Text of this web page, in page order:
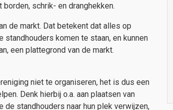
schrik- en dranghekken.
de markt. Dat betekent dat alles op
komen te staan, en kunnen
een plattegrond van de markt.
niet te organiseren, het is dus een
Denk hierbij o.a. aan plaatsen van
standhouders naar hun plek verwijzen,